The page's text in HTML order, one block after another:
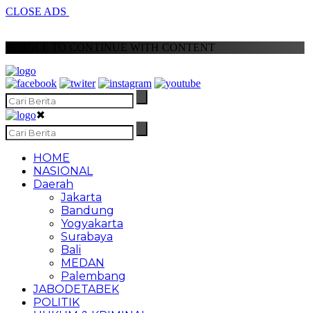
CLOSE ADS
SCROLL TO CONTINUE WITH CONTENT
✖
HOME
NASIONAL
Daerah
Jakarta
Bandung
Yogyakarta
Surabaya
Bali
MEDAN
Palembang
JABODETABEK
POLITIK